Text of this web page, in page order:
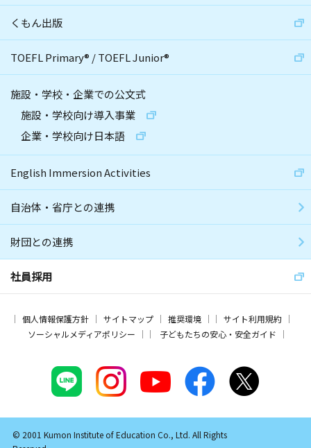
くもん出版
TOEFL Primary® /TOEFL Junior®
施設・学校・企業での公文式
施設・学校向け導入事業
企業・学校向け日本語
English Immersion Activities
自治体・省庁との連携
財団との連携
社員採用
個人情報保護方針 サイトマップ 推奨環境
サイト利用規約
ソーシャルメディアポリシー
子どもたちの安心・安全ガイド
© 2001 Kumon Institute of Education Co., Ltd. All Rights